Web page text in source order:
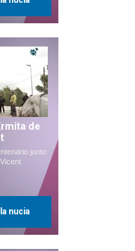
de
junto
la nucia